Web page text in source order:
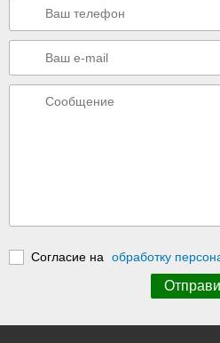
Согласие на обработку